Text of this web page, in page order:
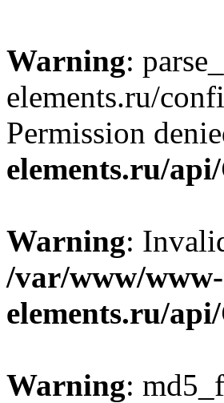
Warning:
elements.ru/
Permission
elements.ru/
Warning:
/var/www/
elements.ru/
Warning: